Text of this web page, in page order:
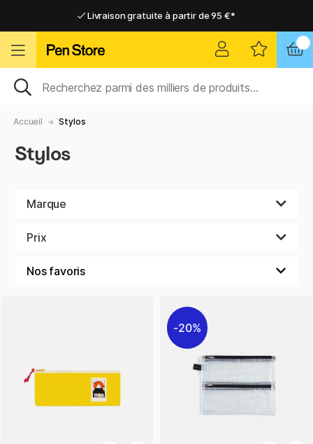
Livraison gratuite à partir de 95 €*
Livraison domicile ou point relais
Livraison gratuite à partir de 95 €*
Livraison domicile ou point relais
Accueil Stylos
Stylos
Marque
Prix
20%